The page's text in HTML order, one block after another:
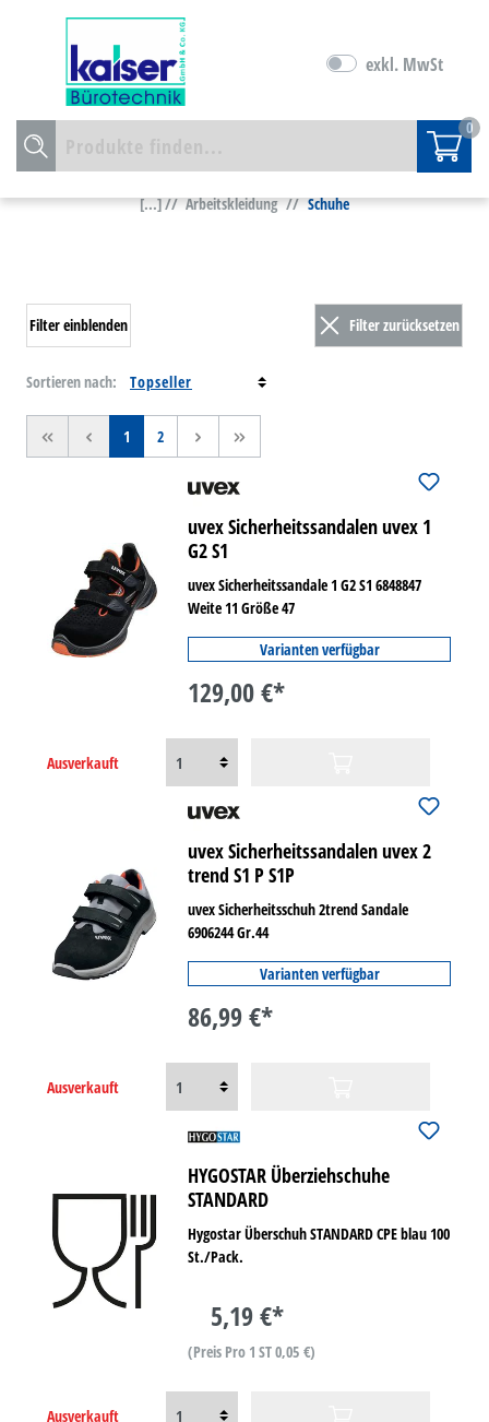
exkl. MwSt
0
[...] //Arbeitskleidung // Schuhe
Filter einblenden Filter zurücksetzen
Sortieren nach:
<< < 1 2 > >>
uvex Sicherheitssandalen uvex 1
G2 S1
uvex Sicherheitssandale 1 G2 S1 6848847
Weite 11 Größe 47
Varianten verfügbar
129,00 €*
Ausverkauft
uvex Sicherheitssandalen uvex 2
trend S1 P S1P
uvex Sicherheitsschuh 2trend Sandale
6906244 Gr.44
Varianten verfügbar
86,99 €*
Ausverkauft
HYGOSTAR Überziehschuhe
STANDARD
Hygostar Überschuh STANDARD CPE blau 100
St./Pack.
5,19 €*
(Preis Pro 1 ST 0,05 €)
Ausverkauft